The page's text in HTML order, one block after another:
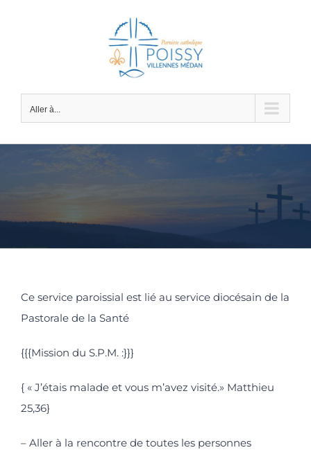
Aller à...
Ce service paroissial est lié au service diocésain de la
Pastorale de la Santé
{{{Mission du S.P.M. :}}}
{ « J’étais malade et vous m’avez visité.» Matthieu
25,36}
– Aller à la rencontre de toutes les personnes